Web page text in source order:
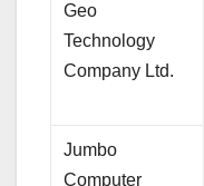
Geo
Technology
Company Ltd.
Jumbo
Computer